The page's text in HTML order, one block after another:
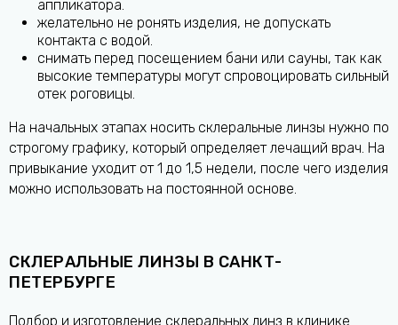
аппликатора.
желательно не ронять изделия, не допускать
контакта с водой.
снимать перед посещением бани или сауны, так как
высокие температуры могут спровоцировать сильный
отек роговицы.
На начальных этапах носить склеральные линзы нужно по
строгому графику, который определяет лечащий врач. На
привыкание уходит от 1 до 1,5 недели, после чего изделия
можно использовать на постоянной основе.
СКЛЕРАЛЬНЫЕ ЛИНЗЫ В САНКТ-
ПЕТЕРБУРГЕ
Подбор и изготовление склеральных линз в клинике